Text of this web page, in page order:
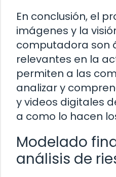
En conclusión, el
imágenes y la
computadora son
relevantes en la
permiten a las
analizar y
y videos digitales
a como lo hacen
Modelado
análisis de